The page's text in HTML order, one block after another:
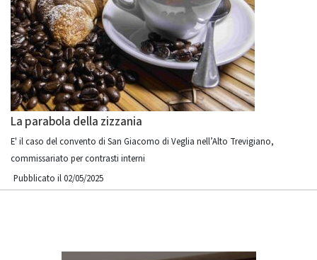
La parabola della zizzania
E' il caso del convento di San Giacomo di Veglia nell’Alto Trevigiano,
commissariato per contrasti interni
Pubblicato il 02/05/2025